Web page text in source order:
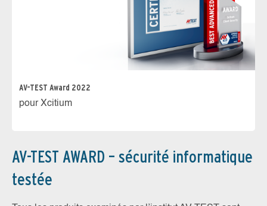
AV-TEST Award 2022
pour Xcitium
AV-TEST AWARD – sécurité informatique
testée